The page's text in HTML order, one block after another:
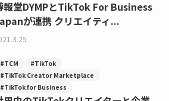
報堂DYMPとTikTok For Business
が連携 クリエイティ...
#TCM
#TikTok
#TikTok Creator Marketplace
#TikTok for Business